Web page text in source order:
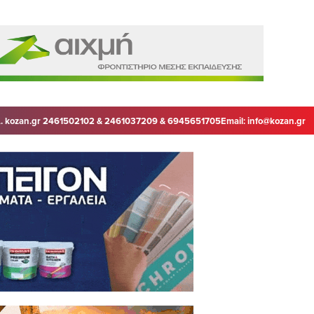
kozan.gr 2461502102 & 2461037209 & 6945651705Email:info@kozan.gr